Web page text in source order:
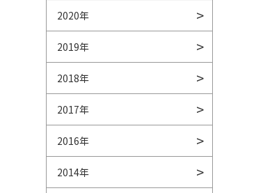
2020年
2019年
2018年
2017年
2016年
2014年